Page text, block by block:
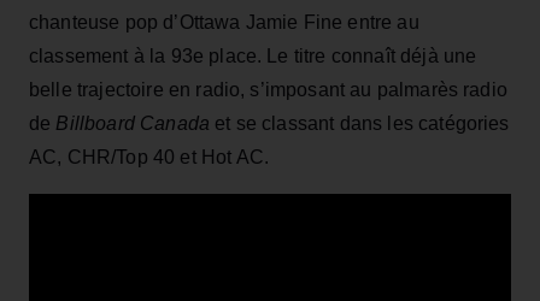
chanteuse pop d’Ottawa Jamie Fine entre au
classement à la 93e place. Le titre connaît déjà une
belle trajectoire en radio, s’imposant au palmarès radio
de Billboard Canada et se classant dans les catégories
AC, CHR/Top 40 et Hot AC.